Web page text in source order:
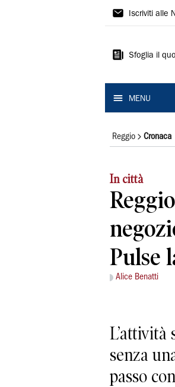
Gazzetta
Reggio
Iscriviti alle
Sfoglia il
MENU
Reggio Cronaca
In città
Pulse
Alice Benatti
senza
passo